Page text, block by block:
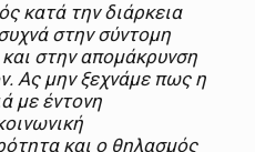
κατά την διάρκεια
στην σύντομη
στην απομάκρυνση
Ας μην ξεχνάμε πως η
με έντονη
και ο θηλασμός